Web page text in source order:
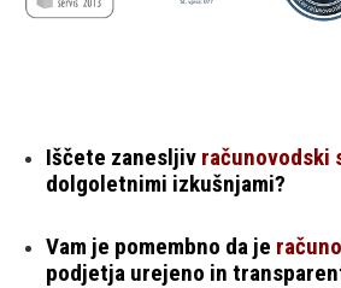
Iščete zanesljiv računovodski
dolgoletnimi izkušnjami?
Vam je pomembno da je
podjetja urejeno in